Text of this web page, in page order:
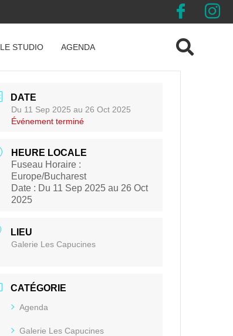
LE STUDIO AGENDA
DATE
Du 11 Sep 2025 au 26 Oct 2025
Événement terminé
HEURE LOCALE
Fuseau Horaire :
Europe/Bucharest
Date : Du 11 Sep 2025 au 26 Oct
2025
LIEU
Galerie Les Capucines
CATÉGORIE
Agenda
Galerie Les Capucines